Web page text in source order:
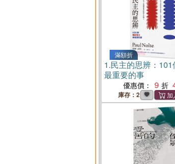
滿額折
1.民主的思辨：
最重要的事
優惠價： 9
庫存：2